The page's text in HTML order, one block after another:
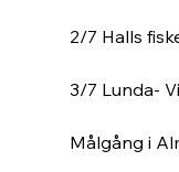
2/7 Halls
3/7 Lunda-
Målgång i